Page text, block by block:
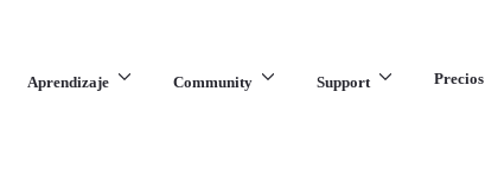
Aprendizaje Community Support Precios